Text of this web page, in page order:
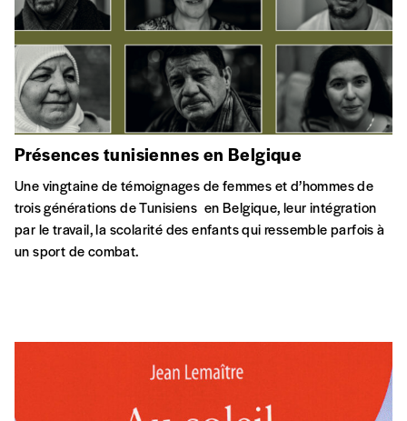
fascinant de la Belgique multiculturelle depuis l’après-guerre
depuis les accords de main-d’œuvre de 1964 en déployant
des récits vivants, drôles et profondément humains.
VE17 AVR SA Espace Magh, Bruxelles
CITOYENNETÉ COHÉSION SOCIALE
Offre d’emploi – Etterbeek